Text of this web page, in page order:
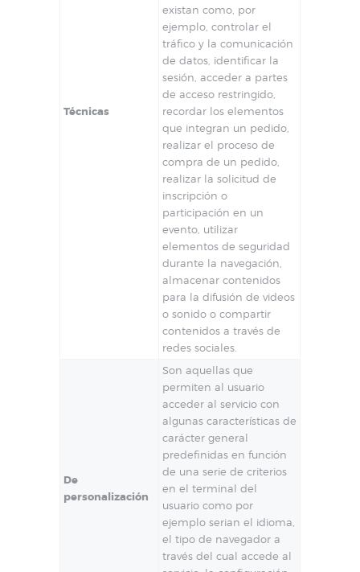
Técnicas
existan como, por
ejemplo, controlar el
tráfico y la comunicación
de datos, identificar la
sesión, acceder a partes
de acceso restringido,
recordar los elementos
que integran un pedido,
realizar el proceso de
compra de un pedido,
realizar la solicitud de
inscripción o
participación en un
evento, utilizar
elementos de seguridad
durante la navegación,
almacenar contenidos
para la difusión de videos
o sonido o compartir
contenidos a través de
redes sociales.
De
personalización
Son aquellas que
permiten al usuario
acceder al servicio con
algunas características de
carácter general
predefinidas en función
de una serie de criterios
en el terminal del
usuario como por
ejemplo serian el idioma,
el tipo de navegador a
través del cual accede al